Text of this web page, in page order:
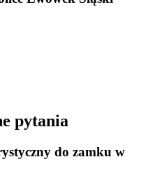
pytania
do zamku w